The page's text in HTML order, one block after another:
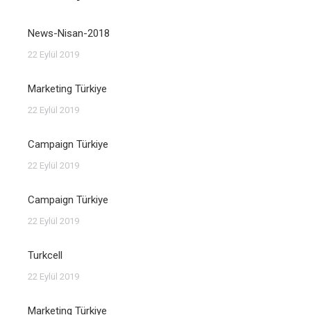
News-Nisan-2018
22 Eylül 2019
Marketing Türkiye
22 Eylül 2019
Campaign Türkiye
22 Eylül 2019
Campaign Türkiye
22 Eylül 2019
Turkcell
22 Eylül 2019
Marketing Türkiye